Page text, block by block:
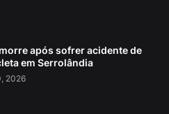
após sofrer acidente de
em Serrolândia
2026